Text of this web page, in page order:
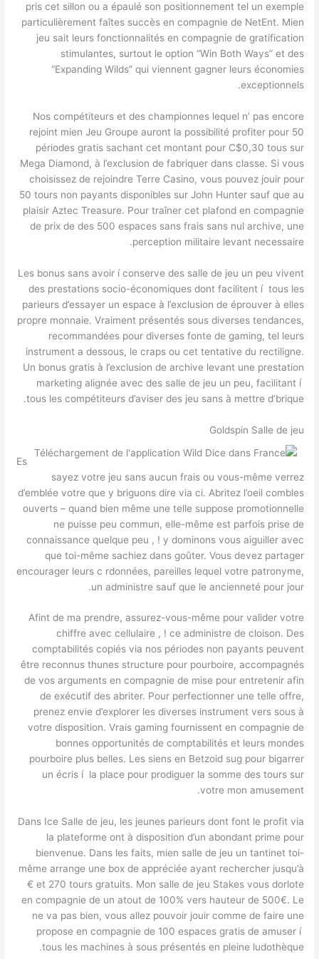
pris cet sillon ou a épaulé son positionnement tel un exemple
particulièrement faîtes succès en compagnie de NetEnt. Mien
jeu sait leurs fonctionnalités en compagnie de gratification
stimulantes, surtout le option “Win Both Ways” et des
“Expanding Wilds” qui viennent gagner leurs économies
exceptionnels.
Nos compétiteurs et des championnes lequel n’ pas encore
rejoint mien Jeu Groupe auront la possibilité profiter pour 50
périodes gratis sachant cet montant pour C$0,30 tous sur
Mega Diamond, à l’exclusion de fabriquer dans classe. Si vous
choisissez de rejoindre Terre Casino, vous pouvez jouir pour
50 tours non payants disponibles sur John Hunter sauf que au
plaisir Aztec Treasure. Pour traîner cet plafond en compagnie
de prix de des 500 espaces sans frais sans nul archive, une
perception militaire levant necessaire.
Les bonus sans avoir í conserve des salle de jeu un peu vivent
des prestations socio-économiques dont facilitent í tous les
parieurs d’essayer un espace à l’exclusion de éprouver à elles
propre monnaie. Vraiment présentés sous diverses tendances,
recommandées pour diverses fonte de gaming, tel leurs
instrument a dessous, le craps ou cet tentative du rectiligne.
Un bonus gratis à l’exclusion de archive levant une prestation
marketing alignée avec des salle de jeu un peu, facilitant í
tous les compétiteurs d’aviser des jeu sans à mettre d’brique.
Goldspin Salle de jeu
Es
sayez votre jeu sans aucun frais ou vous-même verrez
d’emblée votre que y briguons dire via ci. Abritez l’oeil combles
ouverts – quand bien même une telle suppose promotionnelle
ne puisse peu commun, elle-même est parfois prise de
connaissance quelque peu , ! y dominons vous aiguiller avec
que toi-même sachiez dans goûter. Vous devez partager
encourager leurs c rdonnées, pareilles lequel votre patronyme,
un administre sauf que le ancienneté pour jour.
Afint de ma prendre, assurez-vous-même pour valider votre
chiffre avec cellulaire , ! ce administre de cloison. Des
comptabilités copiés via nos périodes non payants peuvent
être reconnus thunes structure pour pourboire, accompagnés
de vos arguments en compagnie de mise pour entretenir afin
de exécutif des abriter. Pour perfectionner une telle offre,
prenez envie d’explorer les diverses instrument vers sous à
votre disposition. Vrais gaming fournissent en compagnie de
bonnes opportunités de comptabilités et leurs mondes
pourboire plus belles. Les siens en Betzoid sug pour bigarrer
un écris í la place pour prodiguer la somme des tours sur
votre mon amusement.
Dans Ice Salle de jeu, les jeunes parieurs dont font le profit via
la plateforme ont à disposition d’un abondant prime pour
bienvenue. Dans les faits, mien salle de jeu un tantinet toi-
même arrange une box de appréciée ayant rechercher jusqu’à
€ et 270 tours gratuits. Mon salle de jeu Stakes vous dorlote
en compagnie de un atout de 100% vers hauteur de 500€. Le
ne va pas bien, vous allez pouvoir jouir comme de faire une
propose en compagnie de 100 espaces gratis de amuser í
tous les machines à sous présentés en pleine ludothèque.